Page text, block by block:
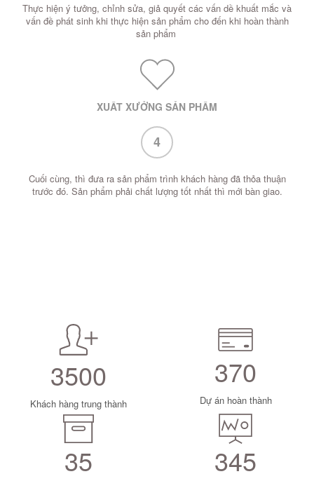
Thực hiện ý tưởng, chỉnh sửa, giả quyết các vấn dề khuất mắc và
vấn đề phát sinh khi thực hiện sản phẩm cho đến khi hoàn thành
sản phẩm
XUẤT XƯỞNG SẢN PHẨM
4
Cuối cùng, thì đưa ra sản phẩm trình khách hàng đã thỏa thuận
trước đó. Sản phẩm phải chất lượng tốt nhất thì mới bàn giao.
3500
Khách hàng trung thành
370
Dự án hoàn thành
35 345